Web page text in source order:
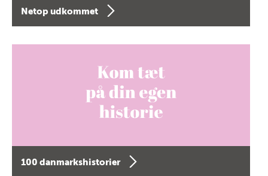
Netop udkommet
100 danmarkshistorier